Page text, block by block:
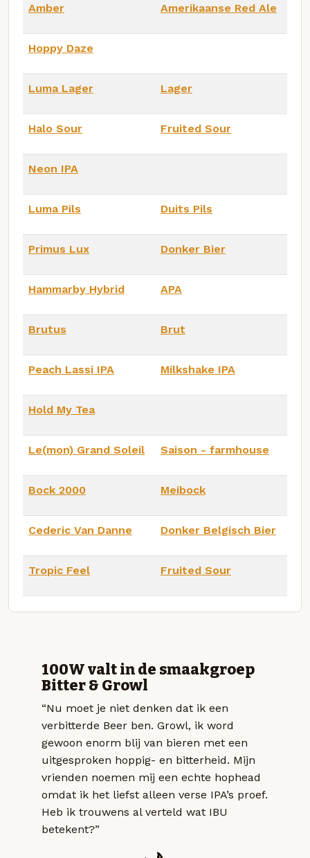
Amber Amerikaanse Red Ale
Hoppy Daze
Luma Lager Lager
Halo Sour Fruited Sour
Neon IPA
Luma Pils Duits Pils
Primus Lux Donker Bier
Hammarby Hybrid APA
Brutus Brut
Peach Lassi IPA Milkshake IPA
Hold My Tea
Le(mon) Grand Soleil Saison - farmhouse
Bock 2000 Meibock
Cederic Van Danne Donker Belgisch Bier
Tropic Feel Fruited Sour
100W valt in de smaakgroep
Bitter & Growl
“Nu moet je niet denken dat ik een
verbitterde Beer ben. Growl, ik word
gewoon enorm blij van bieren met een
uitgesproken hoppig- en bitterheid. Mijn
vrienden noemen mij een echte hophead
omdat ik het liefst alleen verse IPA’s proef.
Heb ik trouwens al verteld wat IBU
betekent?”